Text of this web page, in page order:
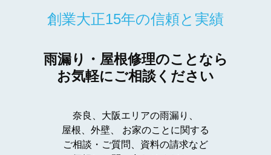
創業大正15年の信頼と実績
雨漏り・屋根修理のことなら
お気軽にご相談ください
奈良、大阪エリアの雨漏り、
屋根、外壁、
お家のことに関する
ご相談・ご質問、資料の請求など